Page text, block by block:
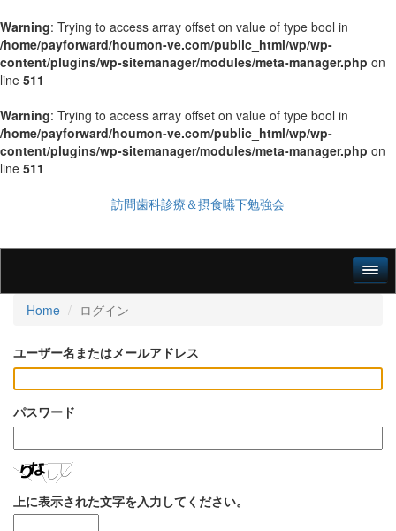
Warning: Trying to access array offset on value of type bool in
/home/payforward/houmon-ve.com/public_html/wp/wp-
content/plugins/wp-sitemanager/modules/meta-manager.php on
line 511
Warning: Trying to access array offset on value of type bool in
/home/payforward/houmon-ve.com/public_html/wp/wp-
content/plugins/wp-sitemanager/modules/meta-manager.php on
line 511
訪問歯科診療＆摂食嚥下勉強会
Home ログイン
ユーザー名またはメールアドレス
パスワード
上に表示された文字を入力してください。